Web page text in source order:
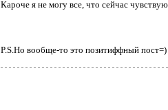
Кароче я не могу все, что сейчас
P.S.Но вообще-то это позитиффный пост=)